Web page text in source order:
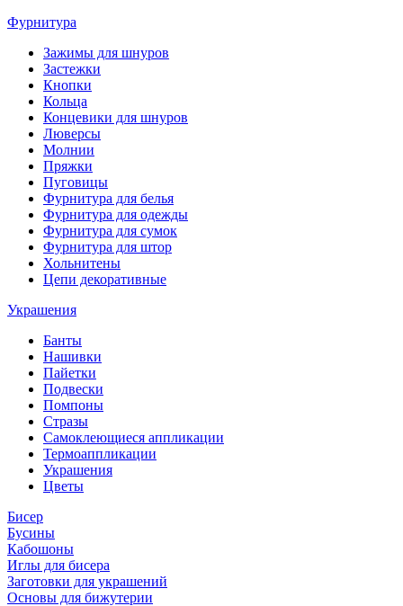
Фурнитура
Зажимы для шнуров
Застежки
Кнопки
Кольца
Концевики для шнуров
Люверсы
Молнии
Пряжки
Пуговицы
Фурнитура для белья
Фурнитура для одежды
Фурнитура для сумок
Фурнитура для штор
Хольнитены
Цепи декоративные
Украшения
Банты
Нашивки
Пайетки
Подвески
Помпоны
Стразы
Самоклеющиеся аппликации
Термоаппликации
Украшения
Цветы
Бисер
Бусины
Кабошоны
Иглы для бисера
Заготовки для украшений
Основы для бижутерии